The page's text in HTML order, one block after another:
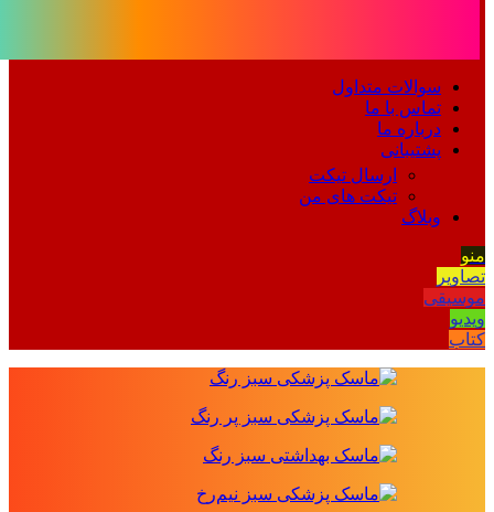
سوالات متداول
تماس با ما
درباره ما
پشتیبانی
ارسال تیکت
تیکت های من
وبلاگ
منو
تصاویر
موسیقی
ویدیو
کتاب